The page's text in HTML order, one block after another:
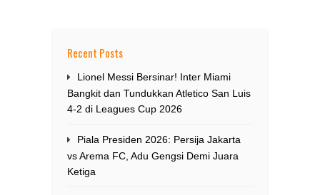
Recent Posts
Lionel Messi Bersinar! Inter Miami
Bangkit dan Tundukkan Atletico San Luis
4-2 di Leagues Cup 2026
Piala Presiden 2026: Persija Jakarta
vs Arema FC, Adu Gengsi Demi Juara
Ketiga